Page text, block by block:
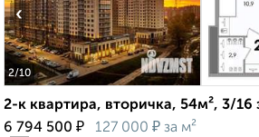
2/10
‹
2-к квартира, вторичка, 54м², 3/16
6 794 500 ₽ 127 000 ₽ за м²